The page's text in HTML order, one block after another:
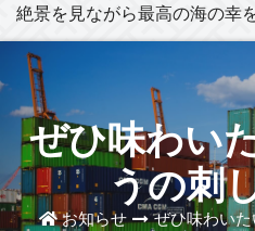
絶景を見ながら最高の海の幸
ぜひ味わい
うの刺
お知らせ ぜひ味わい